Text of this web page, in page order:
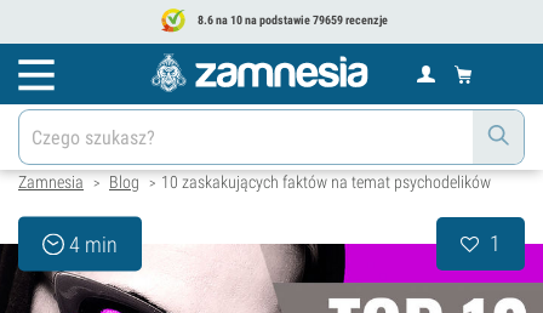
8.6 na 10 na podstawie 79659 recenzje
Zamnesia > Blog > 10 zaskakujących faktów na temat psychodelików
4 min 1